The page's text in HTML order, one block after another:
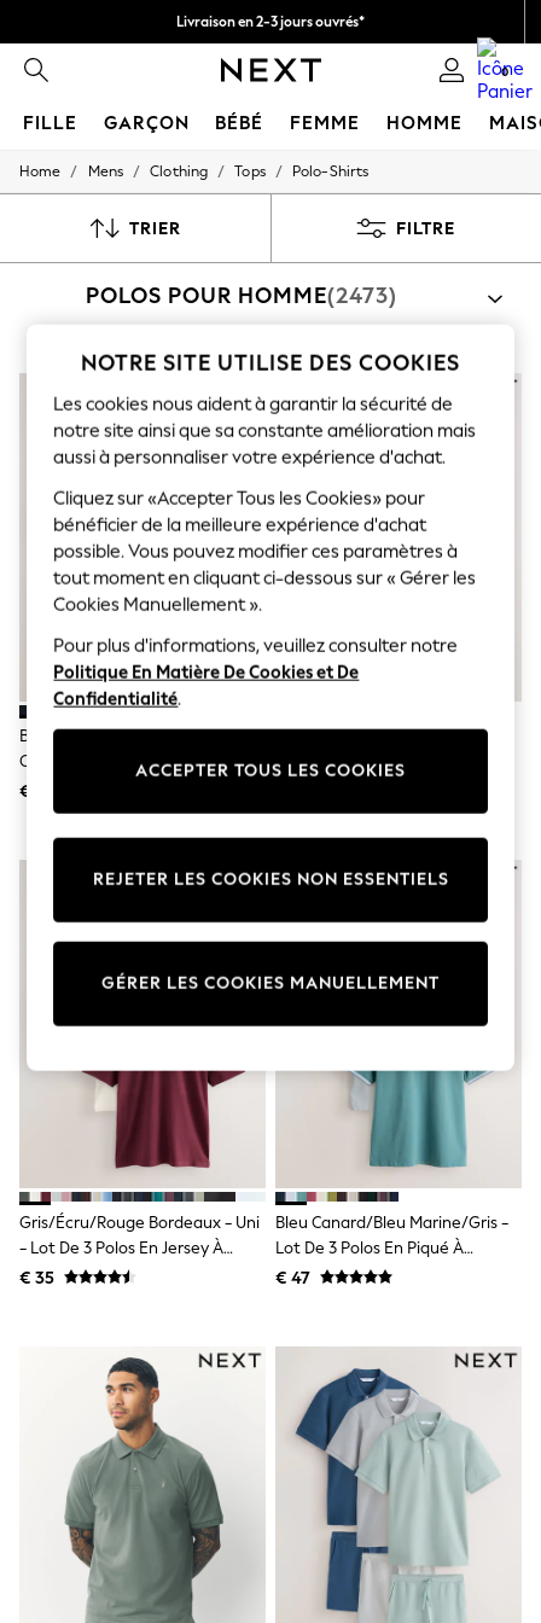
Livraison en 2-3 jours ouvrés*
Retours faciles* 0
FILLE GARÇON BÉBÉ FEMME HOMME
HOLIDAY SHOP
All Swimwear
Beach Dresses & Kaftans
Sliders
Linen Collection
Sandals
Shorts
Sun Hats & Caps
T-Shirts & Vests
Sunglasses
Men's Holiday Shop
All Swimwear
Accessories
Bags & Luggage
Footwear
Hats
Linen Collection
Loafers
Sandals & Flipflops
Sunglasses
T-Shirts
Vests
All Swimwear
Sun Hats & Caps
Rash Vests
Shirts
Shorts
Sunglasses
Sunsafe Swimwear
Swimshorts
Tops & T-Shirts
Girls Holiday Shop
All Swimwear
Beach Dresses & Kaftans
Dresses
Sandals & Sliders
Shorts
Skirts
Sunglasses
Sunsafe Swimwear
Tops & T-Shirts
Baby Holiday Shop
Baby Travel Accessories
All Accessories
Beach Bags
Beach Towels
Home / Mens / Clothing / Tops / Polo-Shirts
TRIER FILTRE
POLOS POUR HOMME(2473)
Bleu Marine/bleu
Clair/Vert/Beige Sable/bleu
Moyen - Ajustement Régulier -
Lot De 5 Polos En Jersey À
Manches Courtes Motionflex
€ 50
Rouge/neutre - Col Trophée -
Lot De 2 Polos Texturés 100%
Gris/écru/rouge Bordeaux - Uni
- Lot De 3 Polos En Jersey À
Manches Courtes Motionflex
€ 35
Bleu Canard/bleu Marine/gris -
Lot De 3 Polos En Piqué À
Manches Courtes
€ 47
NOTRE SITE UTILISE DES COOKIES
Les cookies nous aident à garantir la sécurité de
notre site ainsi que sa constante amélioration mais
aussi à personnaliser votre expérience d'achat.
Cliquez sur «Accepter Tous les Cookies» pour
bénéficier de la meilleure expérience d'achat
possible. Vous pouvez modifier ces paramètres à
tout moment en cliquant ci-dessous sur « Gérer les
Cookies Manuellement ».
Pour plus d'informations, veuillez consulter notre
Politique En Matière De Cookies et De
Confidentialité.
ACCEPTER TOUS LES COOKIES
GÉRER LES COOKIES MANUELLEMENT
REJETER LES COOKIES NON ESSENTIELS